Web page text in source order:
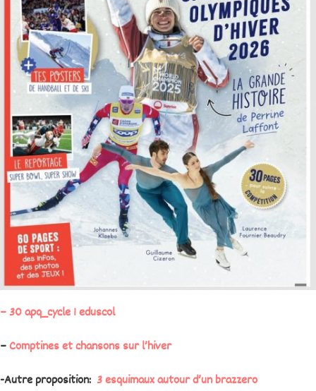
– 30 apq_cycle 1 eduscol
– Comptines et chansons sur l’hiver
-Autre proposition: 3 esquimaux autour d’un brazzero